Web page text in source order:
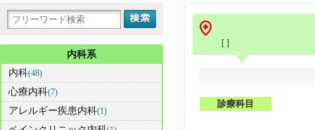
[ ]
診療科目
内科系
内科(48)
心療内科(7)
アレルギー疾患内科(1)